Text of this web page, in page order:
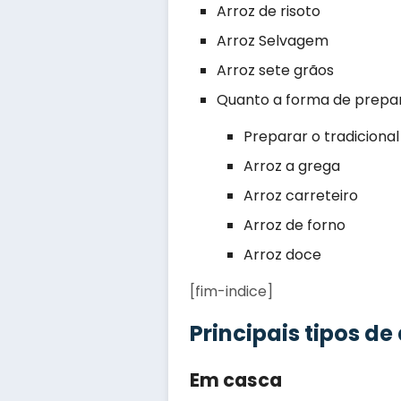
Arroz de risoto
Arroz Selvagem
Arroz sete grãos
Quanto a forma de
Preparar o tradicional
Arroz a grega
Arroz carreteiro
Arroz de forno
Arroz doce
[fim-indice]
Principais tipos de
Em casca